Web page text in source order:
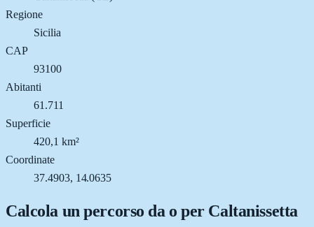
Regione
Sicilia
CAP
93100
Abitanti
61.711
Superficie
420,1 km²
Coordinate
37.4903, 14.0635
Calcola un percorso da o per Caltanissetta